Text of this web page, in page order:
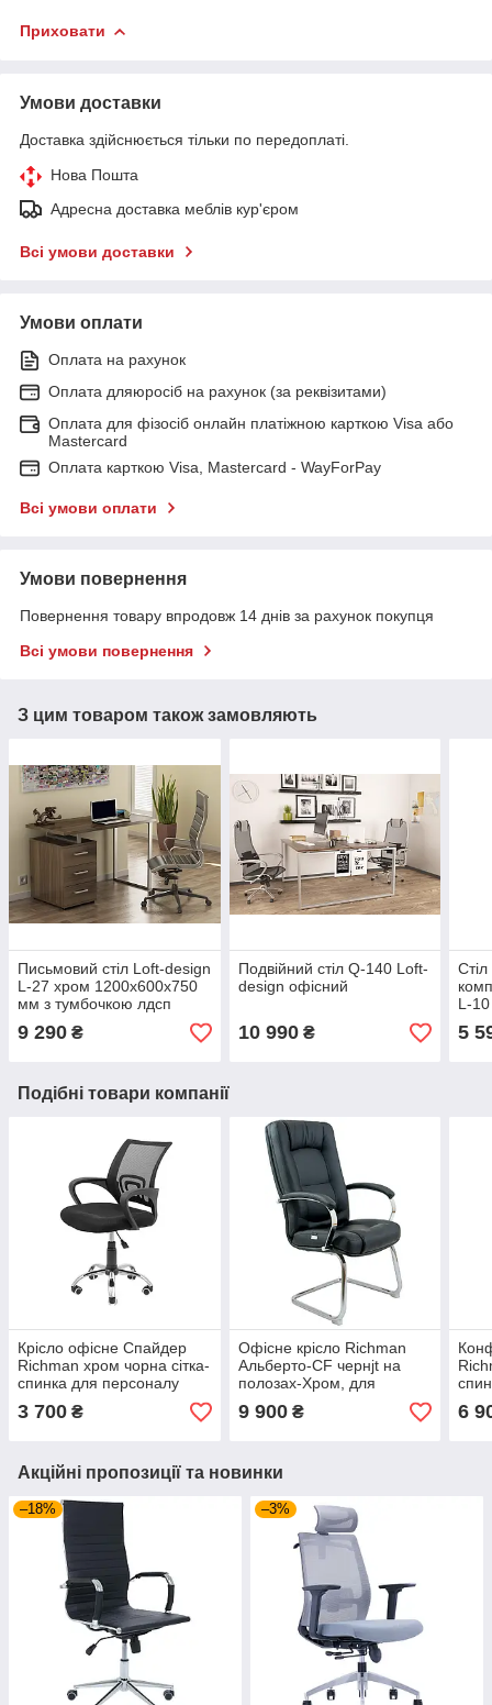
Приховати
Умови доставки
Доставка здійснюється тільки по передоплаті.
Нова Пошта
Адресна доставка меблів кур'єром
Всі умови доставки
Умови оплати
Оплата на рахунок
Оплата дляюросіб на рахунок (за реквізитами)
Оплата для фізосіб онлайн платіжною карткою Visa або
Mastercard
Оплата карткою Visa, Mastercard - WayForPay
Всі умови оплати
Умови повернення
Повернення товару впродовж 14 днів за рахунок покупця
Всі умови повернення
З цим товаром також замовляють
Письмовий стіл Loft-design
L-27 хром 1200х600х750
мм з тумбочкою лдсп
горіх-модена
9 290 ₴
Подвійний стіл Q-140 Loft-
design офісний
10 990₴
L-
5
Подібні товари компанії
Крісло офісне Спайдер
Richman хром чорна сітка-
спинка для персоналу
3 700 ₴
Офісне крісло Richman
Альберто-CF чернjt на
полозах-Хром, для
9 900₴ 6
Акційні пропозиції та новинки
–18% –3%